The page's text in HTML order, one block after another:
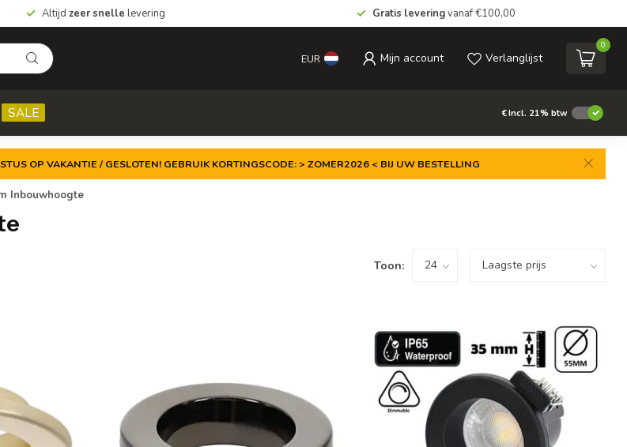
Altijd zeer snelle levering Gratis leveringvanaf €100,00
EUR Mijn account Verlanglijst
0
SALE €Incl. 21% btw
OP VAKANTIE / GESLOTEN! GEBRUIK KORTINGSCODE: > ZOMER2026 < BIJ UW BESTELLING
Inbouwhoogte
Toon: